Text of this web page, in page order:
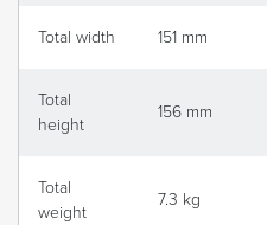
Total width 151 mm
Total
height
156 mm
Total
weight
7.3 kg